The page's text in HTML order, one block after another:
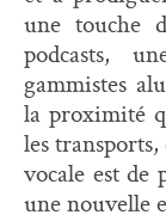
une touche
podcasts,
gammistes
la proximité
les
vocale est de
une nouvelle